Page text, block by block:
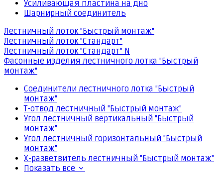
Усиливающая пластина на дно
Шарнирный соединитель
Лестничный лоток "Быстрый монтаж"
Лестничный лоток "Стандарт"
Лестничный лоток "Стандарт" N
Фасонные изделия лестничного лотка "Быстрый
монтаж"
Соединители лестничного лотка "Быстрый
монтаж"
Т-отвод лестничный "Быстрый монтаж"
Угол лестничный вертикальный "Быстрый
монтаж"
Угол лестничный горизонтальный "Быстрый
монтаж"
Х-разветвитель лестничный "Быстрый монтаж"
Показать все